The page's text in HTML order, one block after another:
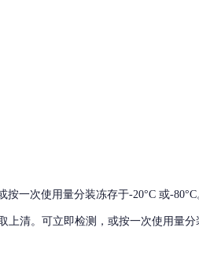
一次使用量分装冻存于-20°C 或-80°C
上清。可立即检测，或按一次使用量